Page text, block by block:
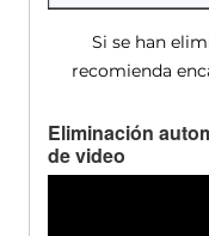
Si se han
recomienda
Eliminación
de video